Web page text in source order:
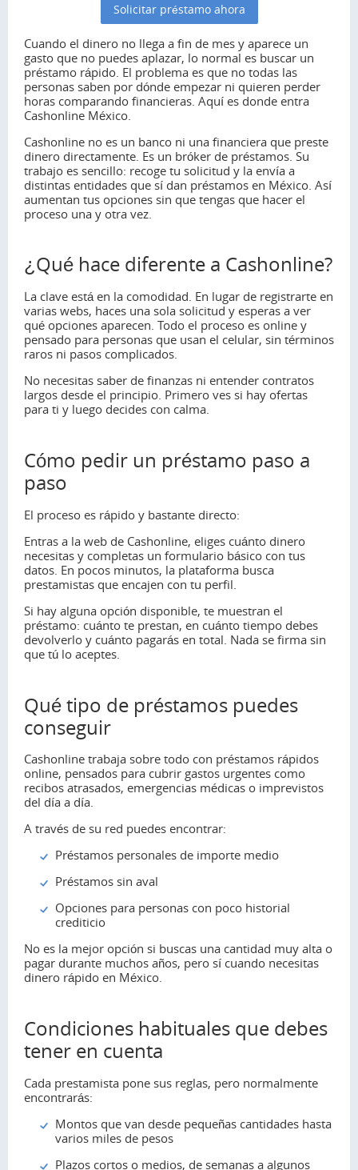
Solicitar préstamo ahora
Cuando el dinero no llega a fin de mes y aparece un
gasto que no puedes aplazar, lo normal es buscar un
préstamo rápido. El problema es que no todas las
personas saben por dónde empezar ni quieren perder
horas comparando financieras. Aquí es donde entra
Cashonline México.
Cashonline no es un banco ni una financiera que preste
dinero directamente. Es un bróker de préstamos. Su
trabajo es sencillo: recoge tu solicitud y la envía a
distintas entidades que sí dan préstamos en México. Así
aumentan tus opciones sin que tengas que hacer el
proceso una y otra vez.
¿Qué hace diferente a Cashonline?
La clave está en la comodidad. En lugar de registrarte en
varias webs, haces una sola solicitud y esperas a ver
qué opciones aparecen. Todo el proceso es online y
pensado para personas que usan el celular, sin términos
raros ni pasos complicados.
No necesitas saber de finanzas ni entender contratos
largos desde el principio. Primero ves si hay ofertas
para ti y luego decides con calma.
Cómo pedir un préstamo paso a
paso
El proceso es rápido y bastante directo:
Entras a la web de Cashonline, eliges cuánto dinero
necesitas y completas un formulario básico con tus
datos. En pocos minutos, la plataforma busca
prestamistas que encajen con tu perfil.
Si hay alguna opción disponible, te muestran el
préstamo: cuánto te prestan, en cuánto tiempo debes
devolverlo y cuánto pagarás en total. Nada se firma sin
que tú lo aceptes.
Qué tipo de préstamos puedes
conseguir
Cashonline trabaja sobre todo con préstamos rápidos
online, pensados para cubrir gastos urgentes como
recibos atrasados, emergencias médicas o imprevistos
del día a día.
A través de su red puedes encontrar:
Préstamos personales de importe medio
Préstamos sin aval
Opciones para personas con poco historial
crediticio
No es la mejor opción si buscas una cantidad muy alta o
pagar durante muchos años, pero sí cuando necesitas
dinero rápido en México.
Condiciones habituales que debes
tener en cuenta
Cada prestamista pone sus reglas, pero normalmente
encontrarás:
Montos que van desde pequeñas cantidades hasta
varios miles de pesos
Plazos cortos o medios, de semanas a algunos